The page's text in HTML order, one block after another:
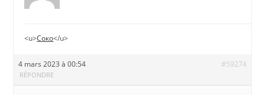
<u>Соко</u>
4 mars 2023 à 00:54 #59274
RÉPONDRE